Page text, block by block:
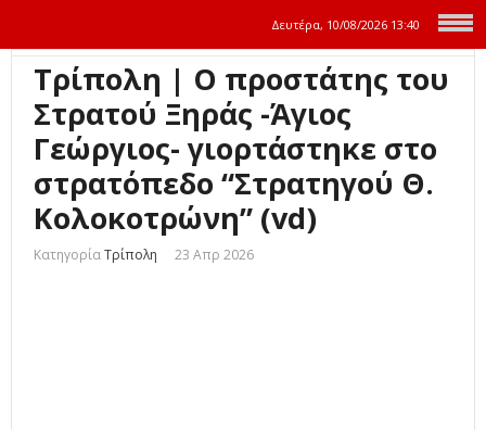
Δευτέρα, 10/08/2026 13:40
Τρίπολη | Ο προστάτης του
Στρατού Ξηράς -Άγιος
Γεώργιος- γιορτάστηκε στο
στρατόπεδο “Στρατηγού Θ.
Κολοκοτρώνη” (vd)
ΚατηγορίαΤρίπολη 23 Απρ 2026